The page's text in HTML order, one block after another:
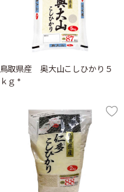
鳥取県産 奥大山こしひかり５
ｋｇ *